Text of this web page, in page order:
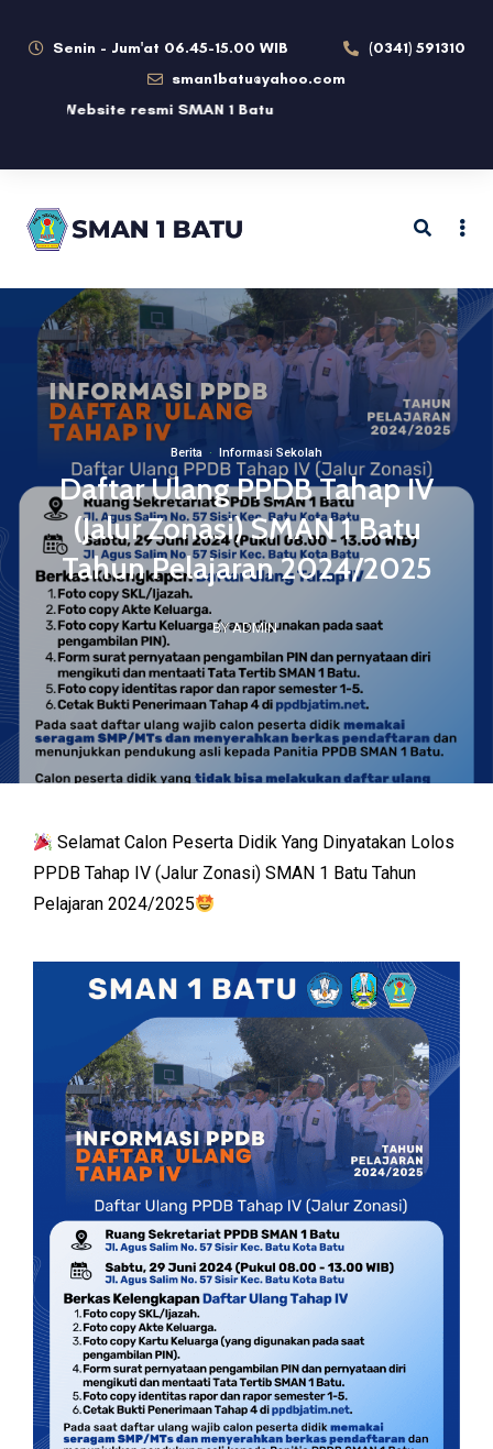
Senin - Jum'at 06.45-15.00 WIB
(0341) 591310
sman1batu@yahoo.com
di Website resmi SMAN 1 Batu
Berita · Informasi Sekolah
Daftar Ulang PPDB Tahap IV
(Jalur Zonasi) SMAN 1 Batu
Tahun Pelajaran 2024/2025
BY ADMIN
Selamat Calon Peserta Didik Yang Dinyatakan Lolos
PPDB Tahap IV (Jalur Zonasi) SMAN 1 Batu Tahun
Pelajaran 2024/2025